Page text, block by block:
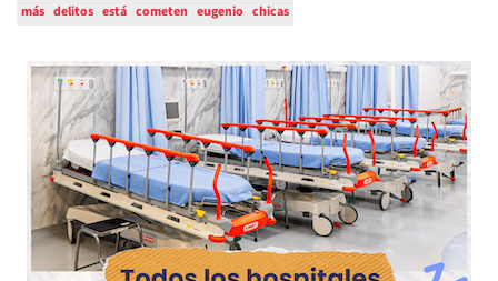
más delitos está cometen eugenio chicas